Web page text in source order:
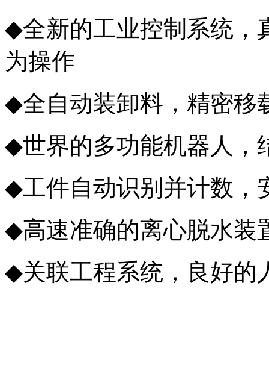
◆全新的工业控制系统，
为操作
◆全自动装卸料，精密移
◆世界的多功能机器人，
◆工件自动识别并计数，
◆高速准确的离心脱水装
◆关联工程系统，良好的